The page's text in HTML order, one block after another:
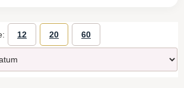
12 20 60